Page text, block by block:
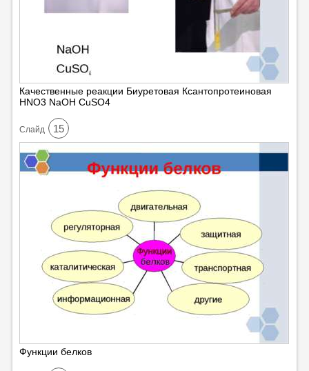
Качественные реакции Биуретовая Ксантопротеиновая
HNO3 NaOH CuSO4
Cлайд 15
Функции белков